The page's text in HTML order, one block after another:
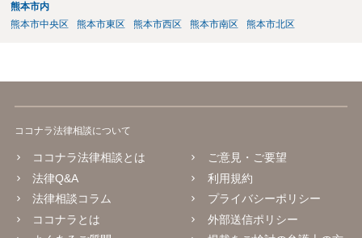
熊本市内
熊本市中央区
熊本市東区 熊本市西区 熊本市南区 熊本市北区
ココナラ法律相談について
ココナラ法律相談とは
法律Q&A
法律相談コラム
ココナラとは
ご意見・ご要望
利用規約
プライバシーポリシー
外部送信ポリシー